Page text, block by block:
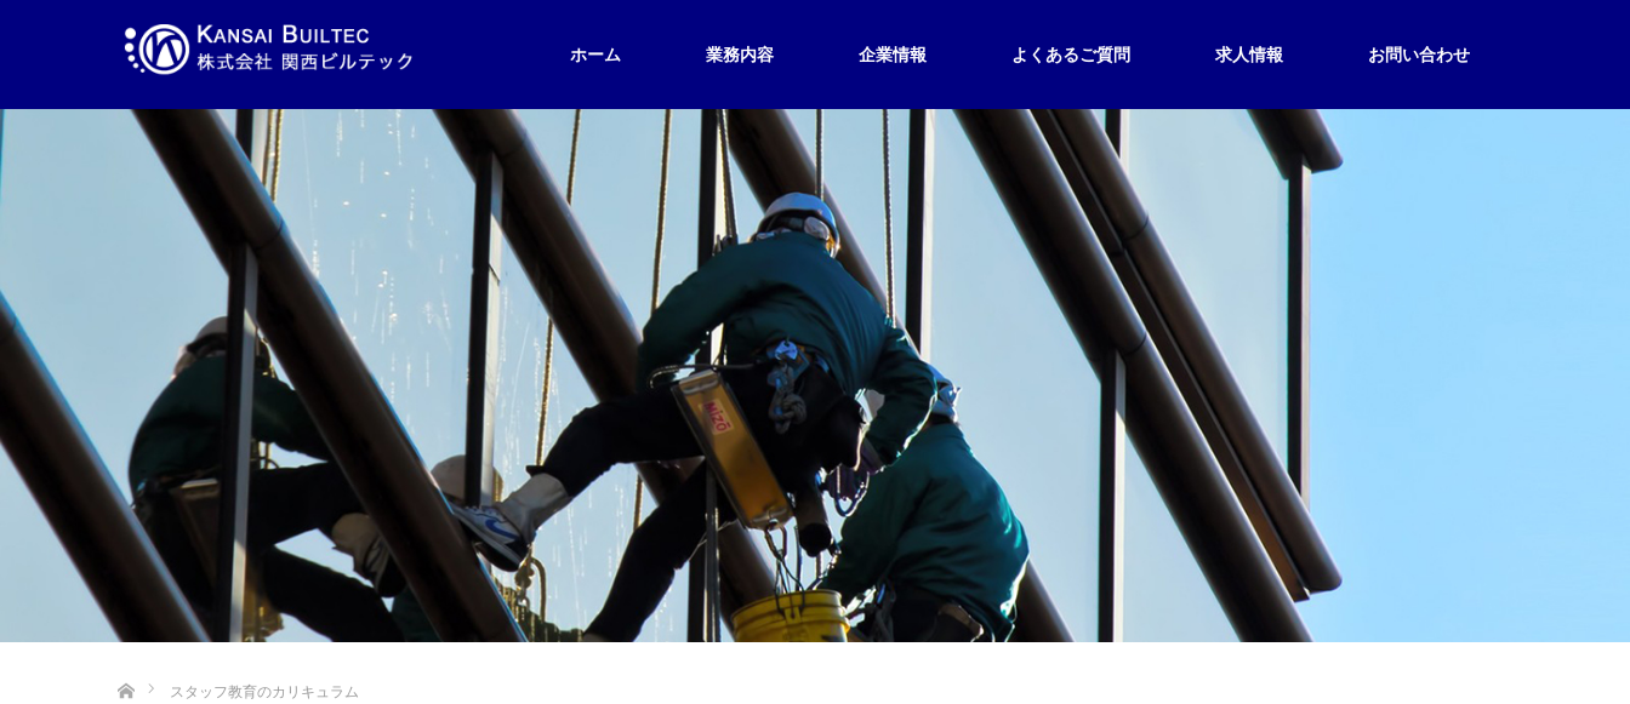
ホーム 業務内容 企業情報 よくあるご質問 求人情報 お問い合わせ
スタッフ教育のカリキュラム